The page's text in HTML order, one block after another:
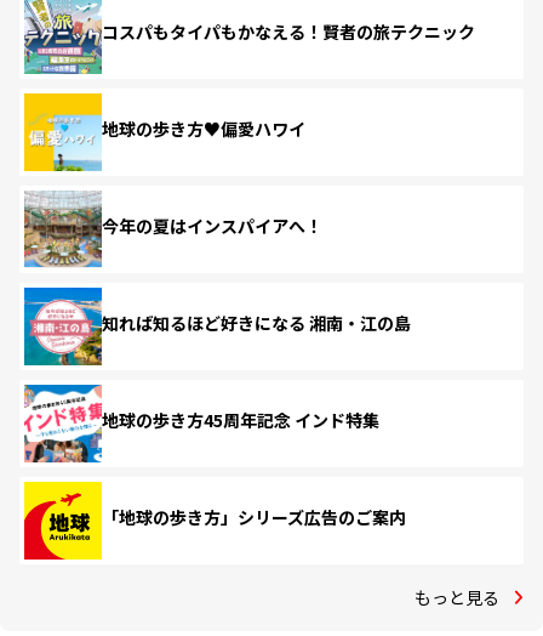
コスパもタイパもかなえる！賢者の旅テクニック
地球の歩き方♥偏愛ハワイ
今年の夏はインスパイアへ！
知れば知るほど好きになる 湘南・江の島
地球の歩き方45周年記念 インド特集
「地球の歩き方」シリーズ広告のご案内
もっと見る